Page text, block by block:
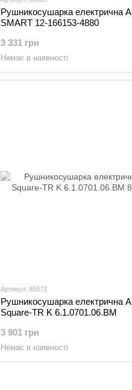
Рушникосушарка електрична
SMART 12-166153-4880
3 331 грн
Немає в наявності
Артикул: 85872
Рушникосушарка електрична
Square-TR K 6.1.0701.06.BM
3 901 грн
Немає в наявності